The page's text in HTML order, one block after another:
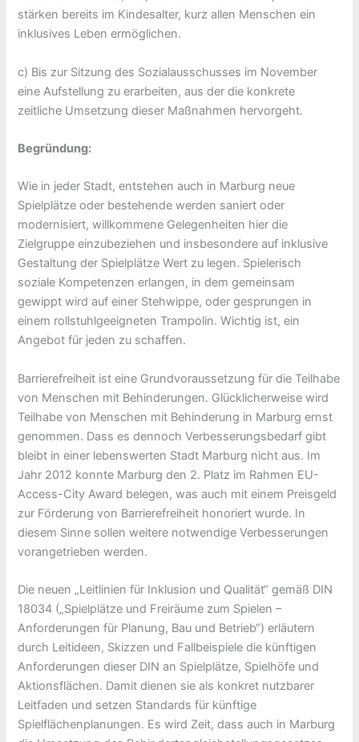
stärken bereits im Kindesalter, kurz allen Menschen ein
inklusives Leben ermöglichen.
c) Bis zur Sitzung des Sozialausschusses im November
eine Aufstellung zu erarbeiten, aus der die konkrete
zeitliche Umsetzung dieser Maßnahmen hervorgeht.
Begründung:
Wie in jeder Stadt, entstehen auch in Marburg neue
Spielplätze oder bestehende werden saniert oder
modernisiert, willkommene Gelegenheiten hier die
Zielgruppe einzubeziehen und insbesondere auf inklusive
Gestaltung der Spielplätze Wert zu legen. Spielerisch
soziale Kompetenzen erlangen, in dem gemeinsam
gewippt wird auf einer Stehwippe, oder gesprungen in
einem rollstuhlgeeigneten Trampolin. Wichtig ist, ein
Angebot für jeden zu schaffen.
Barrierefreiheit ist eine Grundvoraussetzung für die Teilhabe
von Menschen mit Behinderungen. Glücklicherweise wird
Teilhabe von Menschen mit Behinderung in Marburg ernst
genommen. Dass es dennoch Verbesserungsbedarf gibt
bleibt in einer lebenswerten Stadt Marburg nicht aus. Im
Jahr 2012 konnte Marburg den 2. Platz im Rahmen EU-
Access-City Award belegen, was auch mit einem Preisgeld
zur Förderung von Barrierefreiheit honoriert wurde. In
diesem Sinne sollen weitere notwendige Verbesserungen
vorangetrieben werden.
Die neuen „Leitlinien für Inklusion und Qualität“ gemäß DIN
18034 („Spielplätze und Freiräume zum Spielen –
Anforderungen für Planung, Bau und Betrieb“) erläutern
durch Leitideen, Skizzen und Fallbeispiele die künftigen
Anforderungen dieser DIN an Spielplätze, Spielhöfe und
Aktionsflächen. Damit dienen sie als konkret nutzbarer
Leitfaden und setzen Standards für künftige
Spielflächenplanungen. Es wird Zeit, dass auch in Marburg